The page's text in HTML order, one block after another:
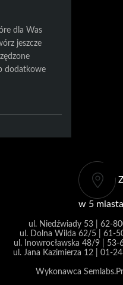
dla Was
jeszcze
dodatkowe
w 5
ul. Niedźwiady 53 | 62-
ul. Dolna Wilda 62/5 | 61-
ul. Inowrocławska 48/9 | 53-
ul. Jana Kazimierza 12 | 01-
Wykonawca